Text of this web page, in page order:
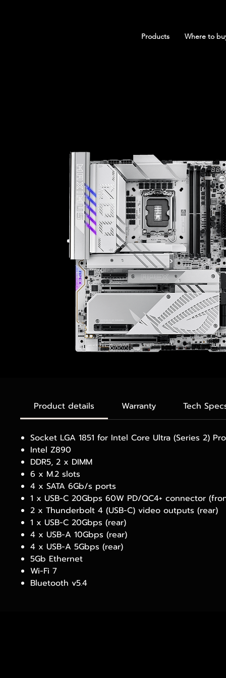
Products Where to
Product details Warranty Tech
Socket LGA 1851 for Intel Core Ultra (Series 2)
Intel Z890
DDR5, 2 x DIMM
6 x M.2 slots
4 x SATA 6Gb/s ports
1 x USB-C 20Gbps 60W PD/QC4+ connector
2 x Thunderbolt 4 (USB-C) video outputs (rear)
1 x USB-C 20Gbps (rear)
4 x USB-A 10Gbps (rear)
4 x USB-A 5Gbps (rear)
5Gb Ethernet
Wi-Fi 7
Bluetooth v5.4